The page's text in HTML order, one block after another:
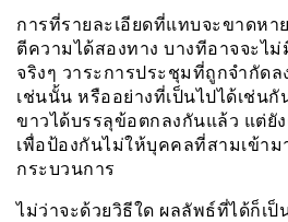
การที่รายละเอียดที่แทบจะขาดหา
ตีความได้สองทาง บางทีอาจจะไ
จริงๆ วาระการประชุมที่ถูกจำกัด
เช่นนั้น หรืออย่างที่เป็นไปได้เช่นกั
ขาวได้บรรลุข้อตกลงกันแล้ว แต่ยั
เพื่อป้องกันไม่ให้บุคคลที่สามเข้าม
กระบวนการ
ไม่ว่าจะด้วยวิธีใด ผลลัพธ์ที่ได้ก็เ